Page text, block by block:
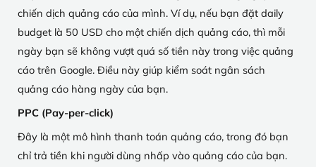
chiến dịch quảng cáo của mình. Ví dụ, nếu bạn đặt daily
budget là 50 USD cho một chiến dịch quảng cáo, thì mỗi
ngày bạn sẽ không vượt quá số tiền này trong việc quảng
cáo trên Google. Điều này giúp kiểm soát ngân sách
quảng cáo hàng ngày của bạn.
PPC (Pay-per-click)
Đây là một mô hình thanh toán quảng cáo, trong đó bạn
chỉ trả tiền khi người dùng nhấp vào quảng cáo của bạn.